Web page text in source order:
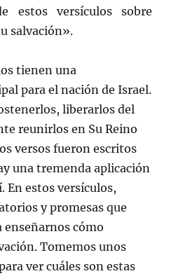
estos versículos sobre
salvación».
tienen una
para el nación de Israel.
liberarlos del
reunirlos en Su Reino
versos fueron escritos
una tremenda aplicación
En estos versículos,
y promesas que
enseñarnos cómo
Tomemos unos
ver cuáles son estas